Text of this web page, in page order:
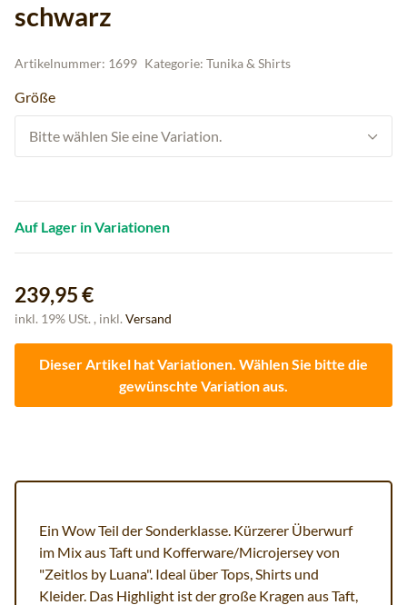
schwarz
Artikelnummer: 1699 Kategorie: Tunika & Shirts
Größe
Bitte wählen Sie eine Variation.
Auf Lager in Variationen
239,95 €
inkl. 19% USt. , inkl. Versand
Dieser Artikel hat Variationen. Wählen Sie bitte die
gewünschte Variation aus.
Ein Wow Teil der Sonderklasse. Kürzerer Überwurf
im Mix aus Taft und Kofferware/Microjersey von
"Zeitlos by Luana". Ideal über Tops, Shirts und
Kleider. Das Highlight ist der große Kragen aus Taft,